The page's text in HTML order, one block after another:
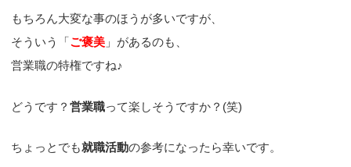
もちろん大変な事のほうが多いですが、
そういう「ご褒美 」があるのも、
営業職の特権ですね♪
どうです？営業職って楽しそうですか？(笑)
ちょっとでも就職活動の参考になったら幸いです。